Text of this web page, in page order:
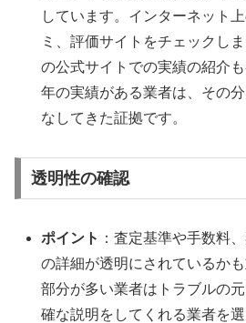
しています。インターネット
ミ、評価サイトをチェックし
の公式サイトでの実績の紹介
年の実績がある業者は、その
なしてきた証拠です。
透明性の確認
ポイント ：査定基準や手数料
の詳細が透明にされているか
部分が多い業者はトラブルの
確な説明をしてくれる業者を選